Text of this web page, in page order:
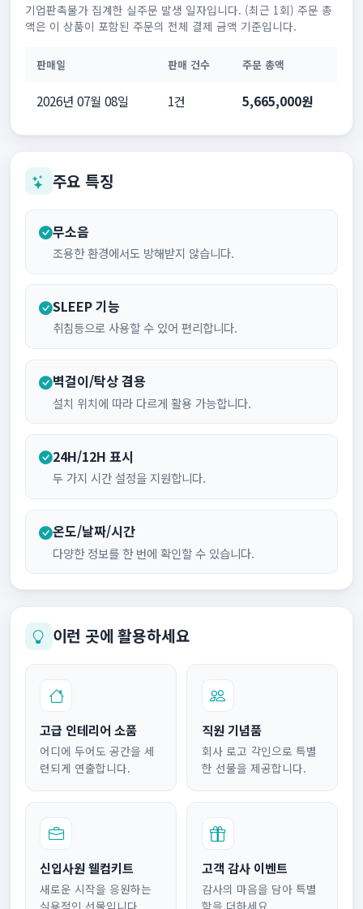
기업판촉물가 집계한 실주문 발생 일자입니다. (최근 1회) 주문 총
액은 이 상품이 포함된 주문의 전체 결제 금액 기준입니다.
판매일 판매 건수 주문 총액
2026년 07월 08일 1건 5,665,000원
주요 특징
무소음
조용한 환경에서도 방해받지 않습니다.
SLEEP 기능
취침등으로 사용할 수 있어 편리합니다.
벽걸이/탁상 겸용
설치 위치에 따라 다르게 활용 가능합니다.
24H/12H 표시
두 가지 시간 설정을 지원합니다.
온도/날짜/시간
다양한 정보를 한 번에 확인할 수 있습니다.
이런 곳에 활용하세요
고급 인테리어 소품
어디에 두어도 공간을 세
련되게 연출합니다.
직원 기념품
회사 로고 각인으로 특별
한 선물을 제공합니다.
신입사원 웰컴키트
새로운 시작을 응원하는
실용적인 선물입니다.
고객 감사 이벤트
감사의 마음을 담아 특별
함을 더하세요.